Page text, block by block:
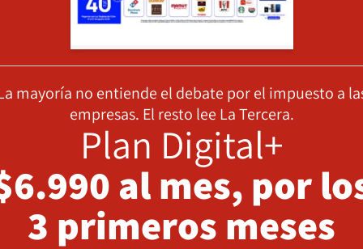
mayoría no entiende el debate por el impuesto a
empresas. El resto lee La Tercera.
Plan Digital+
al mes, por
3 primeros meses